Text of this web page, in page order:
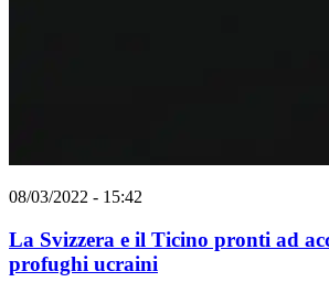
08/03/2022 - 15:42
La Svizzera e il Ticino pronti ad
profughi ucraini